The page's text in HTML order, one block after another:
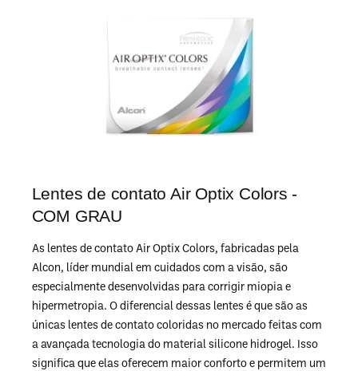
Lentes de contato Air Optix Colors -
COM GRAU
As lentes de contato Air Optix Colors, fabricadas pela
Alcon, líder mundial em cuidados com a visão, são
especialmente desenvolvidas para corrigir miopia e
hipermetropia. O diferencial dessas lentes é que são as
únicas lentes de contato coloridas no mercado feitas com
a avançada tecnologia do material silicone hidrogel. Isso
significa que elas oferecem maior conforto e permitem um